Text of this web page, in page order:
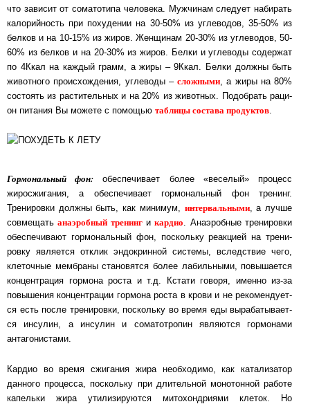
что зависит от соматотипа че­ло­ве­ка. Муж­чи­нам следует набирать
калорийность при по­ху­де­нии на 30-50% из уг­ле­во­дов, 35-50% из
бел­ков и на 10-15% из жи­ров. Женщинам 20-30% из углеводов, 50-
60% из бел­ков и на 20-30% из жи­ров. Белки и углеводы содержат
по 4Ккал на каж­дый грамм, а жи­ры – 9Ккал. Бел­ки должны быть
животного происхождения, углеводы –слож­ны­ми , а жи­ры на 80%
сос­то­ять из растительных и на 20% из животных. По­доб­рать ра­ци­
он пи­та­ния Вы мо­же­те с помощью таблицы состава продуктов
Гормональный фон: обеспечивает более «веселый» процесс
жиросжигания, а обес­пе­чи­ва­ет гор­мо­наль­ный фон тренинг.
Тренировки должны быть, как минимум, ин­тер­валь­ны­ми, а луч­ше
совмещатьанаэробный тренингикардио. Ана­эроб­ные тре­ни­ров­ки
обеспечивают гормональный фон, поскольку реак­ци­ей на тре­ни­
ров­ку яв­ля­ет­ся отклик эндокринной системы, вследствие чего,
кле­точ­ные мем­бра­ны ста­но­вят­ся более лабильными, повышается
концентрация гормона рос­та и т.д. Кста­ти го­во­ря, имен­но из-за
повышения концентрации гормона роста в кро­ви и не ре­ко­мен­ду­ет­
ся есть пос­ле тре­ни­ров­ки, пос­коль­ку во время еды вы­ра­ба­ты­ва­ет­
ся ин­су­лин, а ин­су­лин и со­ма­то­тро­пин яв­ля­ют­ся гормонами
антагонистами.
Кардио во время сжигания жира необходимо, как катализатор
данного процесса, пос­коль­ку при дли­тель­ной монотонной работе
капельки жира ути­ли­зи­ру­ют­ся ми­то­хонд­рия­ми кле­ток. Но